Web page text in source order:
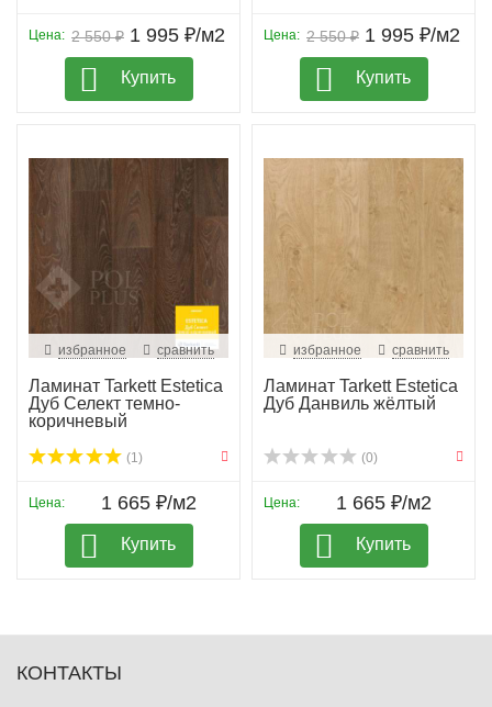
2 550 ₽
Цена: 1 995 ₽/м2
Купить
2 550 ₽
Цена: 1 995 ₽/м2
Купить
избранное сравнить
Ламинат Tarkett Estetica
Дуб Селект темно-
коричневый
(1)
Цена: 1 665 ₽/м2
Купить
избранное сравнить
Ламинат Tarkett Estetica
Дуб Данвиль жёлтый
(0)
Цена: 1 665 ₽/м2
Купить
КОНТАКТЫ